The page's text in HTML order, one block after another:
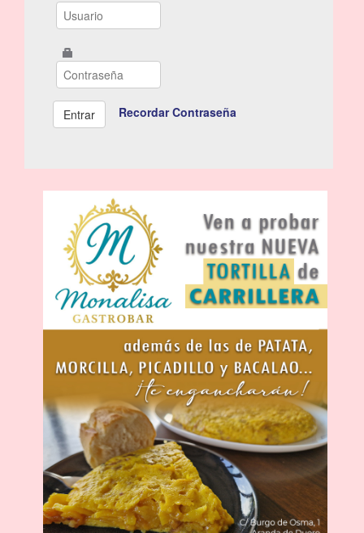
Recordar Contraseña